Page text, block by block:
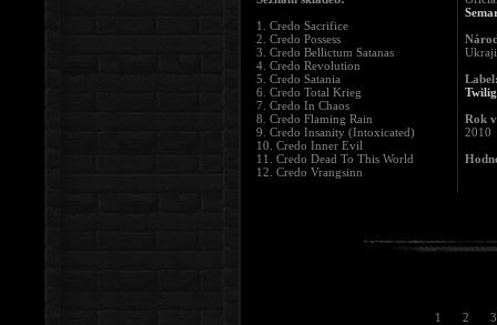
1. Credo Sacrifice
2. Credo Possess
3. Credo Bellictum Satanas
4. Credo Revolution
5. Credo Satania
6. Credo Total Krieg
7. Credo In Chaos
8. Credo Flaming Rain
9. Credo Insanity (Intoxicated)
10. Credo Inner Evil
11. Credo Dead To This World
12. Credo Vrangsinn
Rok
2010
1 2 3